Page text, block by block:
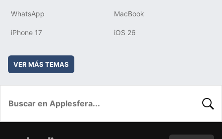
WhatsApp MacBook
iPhone 17 iOS 26
VER MÁS TEMAS